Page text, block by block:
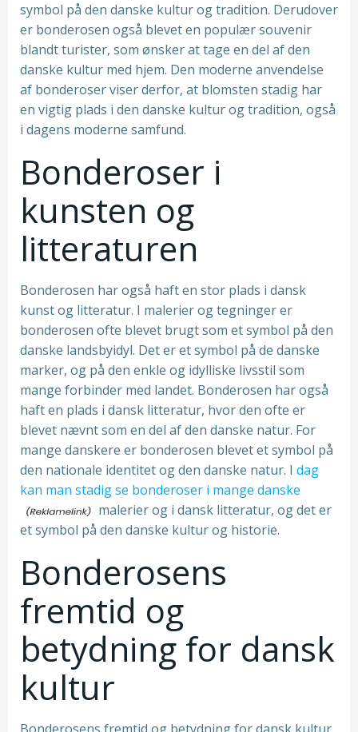
symbol på den danske kultur og tradition. Derudover
er bonderosen også blevet en populær souvenir
blandt turister, som ønsker at tage en del af den
danske kultur med hjem. Den moderne anvendelse
af bonderoser viser derfor, at blomsten stadig har
en vigtig plads i den danske kultur og tradition, også
i dagens moderne samfund.
Bonderoser i
kunsten og
litteraturen
Bonderosen har også haft en stor plads i dansk
kunst og litteratur. I malerier og tegninger er
bonderosen ofte blevet brugt som et symbol på den
danske landsbyidyl. Det er et symbol på de danske
marker, og på den enkle og idylliske livsstil som
mange forbinder med landet. Bonderosen har også
haft en plads i dansk litteratur, hvor den ofte er
blevet nævnt som en del af den danske natur. For
mange danskere er bonderosen blevet et symbol på
den nationale identitet og den danske natur. I dag
kan man stadig se bonderoser i mange danske
malerier og i dansk litteratur, og det er
et symbol på den danske kultur og historie.
Bonderosens
fremtid og
betydning for dansk
kultur